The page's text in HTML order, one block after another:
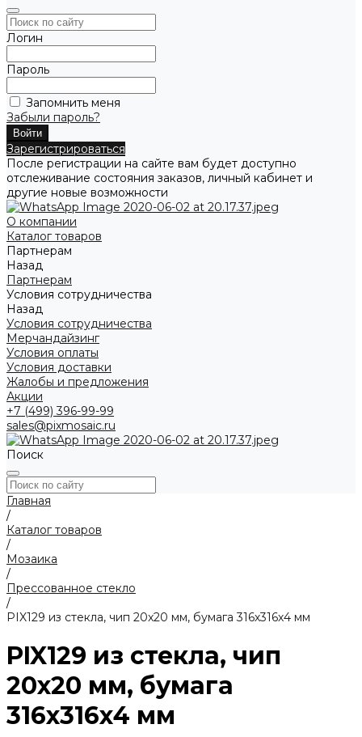
Логин
Пароль
Запомнить меня
Забыли пароль?
Зарегистрироваться
После регистрации на сайте вам будет доступно
отслеживание состояния заказов, личный кабинет и
другие новые возможности
О компании
Каталог товаров
Партнерам
Назад
Партнерам
Условия сотрудничества
Назад
Условия сотрудничества
Мерчандайзинг
Условия оплаты
Условия доставки
Жалобы и предложения
Акции
+7 (499) 396-99-99
sales@pixmosaic.ru
Поиск
Главная
/
Каталог товаров
/
Мозаика
/
Прессованное стекло
/
PIX129 из стекла, чип 20x20 мм, бумага 316х316х4 мм
PIX129 из стекла, чип
20x20 мм, бумага
316х316х4 мм